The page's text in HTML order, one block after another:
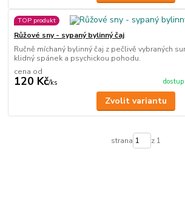
TOP produkt
Růžové sny - sypaný bylinný čaj
Ručně míchaný bylinný čaj z pečlivě vybraných
klidný spánek a psychickou pohodu.
cena od
120 Kč/ks
Zvolit variantu
strana z 1